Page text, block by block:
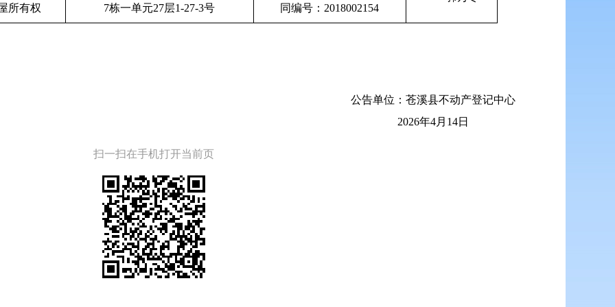
所有权 7栋一单元27层1-27-3号 同编号：2018002154
公告单位：苍溪县不动产登记中心
2026年4月14日
扫一扫在手机打开当前页